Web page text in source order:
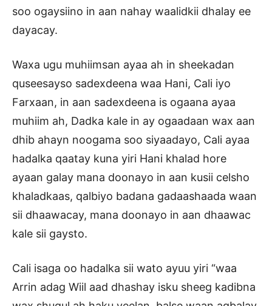
soo ogaysiino in aan nahay waalidkii dhalay ee
dayacay.
Waxa ugu muhiimsan ayaa ah in sheekadan
quseesayso sadexdeena waa Hani, Cali iyo
Farxaan, in aan sadexdeena is ogaana ayaa
muhiim ah, Dadka kale in ay ogaadaan wax aan
dhib ahayn noogama soo siyaadayo, Cali ayaa
hadalka qaatay kuna yiri Hani khalad hore
ayaan galay mana doonayo in aan kusii celsho
khaladkaas, qalbiyo badana gadaashaada waan
sii dhaawacay, mana doonayo in aan dhaawac
kale sii gaysto.
Cali isaga oo hadalka sii wato ayuu yiri “waa
Arrin adag Wiil aad dhashay isku sheeg kadibna